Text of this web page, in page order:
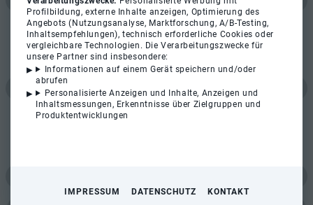
Profilbildung, externe Inhalte anzeigen, Optimierung des
Angebots (Nutzungsanalyse, Marktforschung, A/B-Testing,
Inhaltsempfehlungen), technisch erforderliche Cookies oder
vergleichbare Technologien. Die Verarbeitungszwecke für
unsere Partner sind insbesondere:
Informationen auf einem Gerät speichern und/oder
abrufen
Personalisierte Anzeigen und Inhalte, Anzeigen und
Inhaltsmessungen, Erkenntnisse über Zielgruppen und
Produktentwicklungen
IMPRESSUM DATENSCHUTZ KONTAKT